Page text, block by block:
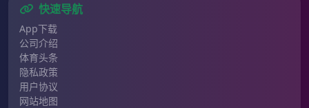
快速导航
App下载
公司介绍
体育头条
隐私政策
用户协议
网站地图